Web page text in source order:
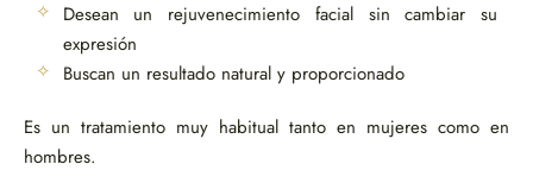
Desean un rejuvenecimiento facial sin cambiar su
expresión
Buscan un resultado natural y proporcionado
Es un tratamiento muy habitual tanto en mujeres como en
hombres.